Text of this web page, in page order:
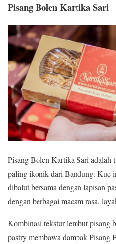
Pisang Bolen Kartika Sari
Pisang Bolen Kartika Sari adalah
paling ikonik dari Bandung. Kue
dibalut bersama dengan lapisan
dengan berbagai macam rasa,
Kombinasi tekstur lembut pisang
pastry membawa dampak